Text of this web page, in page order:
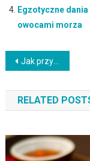
Egzotyczne
owocami morza
Nawigacja
wpisu
Jak przygotować wykwintne steki wołowe na grillu: Przepis na soczyste i aromatyczne mięso
RELATED